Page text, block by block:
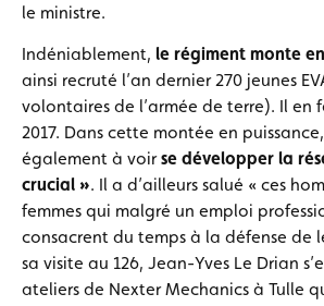
le ministre.
Indéniablement, le régiment monte
ainsi recruté l’an dernier 270 jeunes
volontaires de l’armée de terre). Il en
2017. Dans cette montée en
également à voirse développer la
crucial ». Il a d’ailleurs salué « ces
femmes qui malgré un emploi
consacrent du temps à la défense de
sa visite au 126, Jean-Yves Le Drian
ateliers de Nexter Mechanics à Tulle